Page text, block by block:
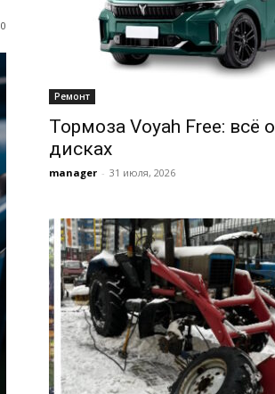
0
Ремонт
Тормоза Voyah Free: всё о
дисках
manager - 31 июля, 2026